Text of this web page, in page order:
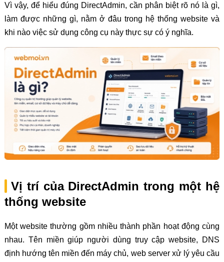
Vì vậy, để hiểu đúng DirectAdmin, cần phân biệt rõ nó là gì,
làm được những gì, nằm ở đâu trong hệ thống website và
khi nào việc sử dụng công cụ này thực sự có ý nghĩa.
Vị trí của DirectAdmin trong một hệ
thống website
Một website thường gồm nhiều thành phần hoạt động cùng
nhau. Tên miền giúp người dùng truy cập website, DNS
định hướng tên miền đến máy chủ, web server xử lý yêu cầu